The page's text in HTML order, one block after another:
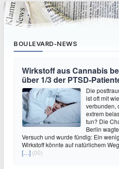
BOULEVARD-NEWS
Wirkstoff aus Cannabis
über 1/3 der PTSD-
Die
ist oft mit
verbunden,
extrem
tun? Die
Berlin
Versuch und wurde fündig: Ein
Wirkstoff könnte auf natürlichem
[…] (00)